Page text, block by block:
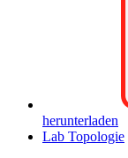
herunterladen
Lab Topologie